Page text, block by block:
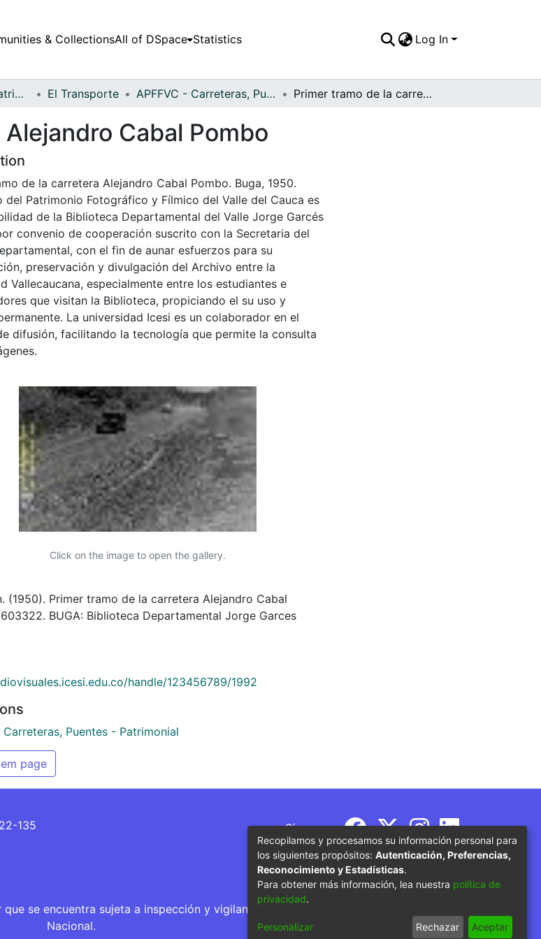
& CollectionsAll of DSpace Statistics Log In
Fondo Archivo del Patrimonio Fotográfico y Fílmico del Valle del Cauca El Transporte APFFVC - Carreteras, Puentes - Patrimonial Primer tramo de la carretera Alejandro Cabal Pombo
Cabal Pombo
de la carretera Alejandro Cabal Pombo. Buga, 1950.
del Patrimonio Fotográfico y Fílmico del Valle del Cauca es
de la Biblioteca Departamental del Valle Jorge Garcés
convenio de cooperación suscrito con la Secretaria del
con el fin de aunar esfuerzos para su
preservación y divulgación del Archivo entre la
Vallecaucana, especialmente entre los estudiantes e
que visitan la Biblioteca, propiciando el su uso y
La universidad Icesi es un colaborador en el
difusión, facilitando la tecnología que permite la consulta
Click on the image to open the gallery.
(1950). Primer tramo de la carretera Alejandro Cabal
BUGA: Biblioteca Departamental Jorge Garces
handle/123456789/1992
Carreteras, Puentes - Patrimonial
page
135
Síguenos
se encuentra sujeta a inspección y vigilancia por parte del Ministerio de Educación
Nacional.
Recopilamos y procesamos su información personal para
los siguientes propósitos: Autenticación, Preferencias,
Reconocimiento y Estadísticas.
Para obtener más información, lea nuestra política de
privacidad.
Personalizar Rechazar Aceptar